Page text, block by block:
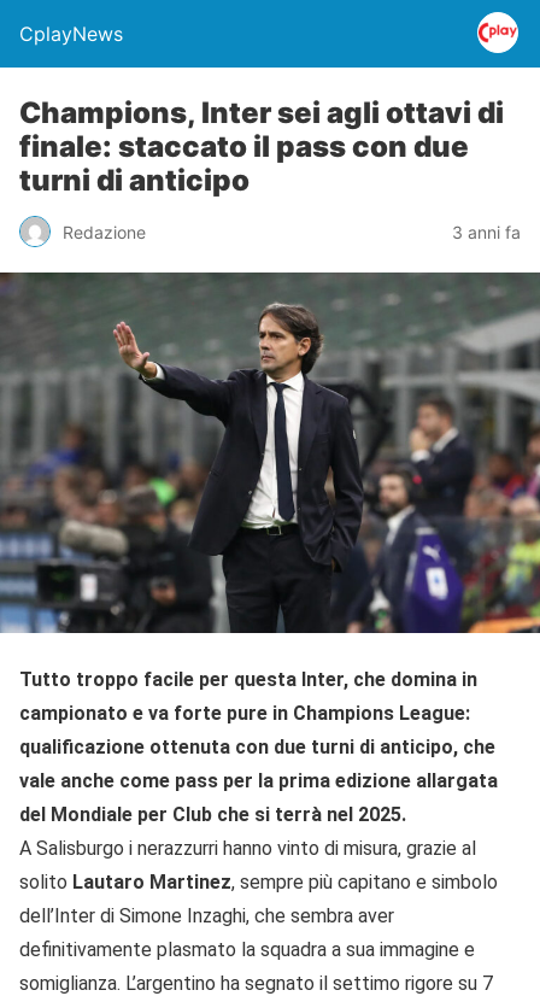
CplayNews
Champions, Inter sei agli ottavi di
finale: staccato il pass con due
turni di anticipo
Redazione 3 anni fa
Tutto troppo facile per questa Inter, che domina in
campionato e va forte pure in Champions League:
qualificazione ottenuta con due turni di anticipo, che
vale anche come pass per la prima edizione allargata
del Mondiale per Club che si terrà nel 2025.
A Salisburgo i nerazzurri hanno vinto di misura, grazie al
solito Lautaro Martinez, sempre più capitano e simbolo
dell’Inter di Simone Inzaghi, che sembra aver
definitivamente plasmato la squadra a sua immagine e
somiglianza. L’argentino ha segnato il settimo rigore su 7